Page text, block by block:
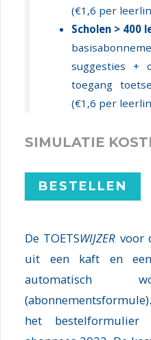
(€1,6 per
Scholen > 400
suggesties +
toegang
(€1,6 per
SIMULATIE
De TOETSWIJZER voor
uit een kaft en
automatisch
het